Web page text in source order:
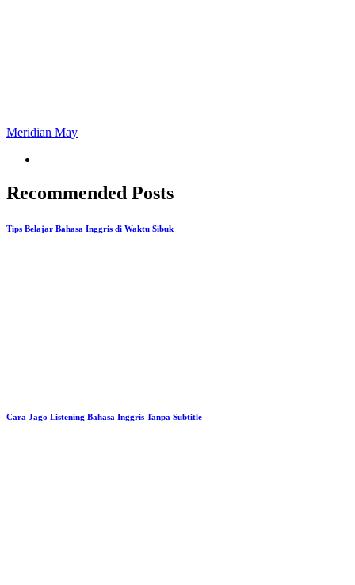
Meridian May
Recommended Posts
Tips Belajar Bahasa Inggris di Waktu Sibuk
Cara Jago Listening Bahasa Inggris Tanpa Subtitle